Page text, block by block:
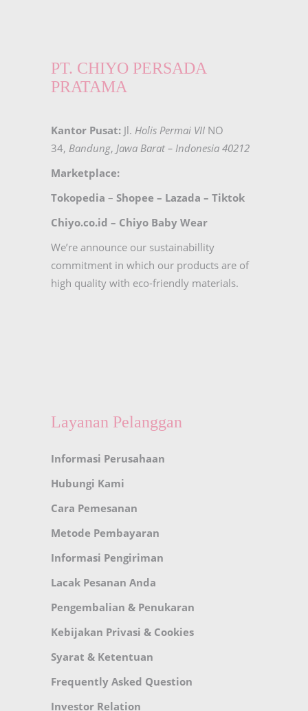
PT. CHIYO PERSADA
PRATAMA
Kantor Pusat: Jl. Holis Permai VII NO
34, Bandung, Jawa Barat – Indonesia 40212
Marketplace:
Tokopedia – Shopee – Lazada – Tiktok
Chiyo.co.id – Chiyo Baby Wear
We’re announce our sustainabillity
commitment in which our products are of
high quality with eco-friendly materials.
Layanan Pelanggan
Informasi Perusahaan
Hubungi Kami
Cara Pemesanan
Metode Pembayaran
Informasi Pengiriman
Lacak Pesanan Anda
Pengembalian & Penukaran
Kebijakan Privasi & Cookies
Syarat & Ketentuan
Frequently Asked Question
Investor Relation